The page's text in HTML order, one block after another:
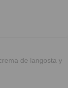
de langosta y